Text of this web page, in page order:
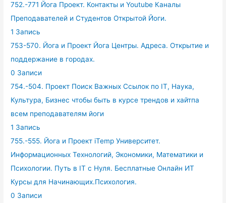
752.-771 Йога Проект. Контакты и Youtube Каналы
Преподавателей и Студентов Открытой Йоги.
1 Запись
753-570. Йога и Проект Йога Центры. Адреса. Открытие и
поддержание в городах.
0 Записи
754.-504. Проект Поиск Важных Ссылок по IT, Наука,
Культура, Бизнес чтобы быть в курсе трендов и хайтпа
всем преподавателям йоги
1 Запись
755.-555. Йога и Проект iTemp Университет.
Информационных Технологий, Экономики, Математики и
Психологии. Путь в IT с Нуля. Бесплатные Онлайн ИТ
Курсы для Начинающих.Психология.
0 Записи